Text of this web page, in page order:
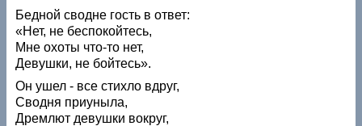
Бедной сводне гость в ответ:
«Нет, не беспокойтесь,
Мне охоты что-то нет,
Девушки, не бойтесь».
Он ушел - все стихло вдруг,
Сводня приуныла,
Дремлют девушки вокруг,